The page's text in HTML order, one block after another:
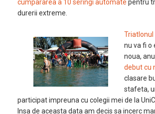
cumpararea a 10 seringi automate pentru
durerii extreme.
Triatlonul
nu va fi o
noua,
debut cu
clasare
stafeta,
participat impreuna cu colegii mei de la
Insa de aceasta data am decis sa incerc